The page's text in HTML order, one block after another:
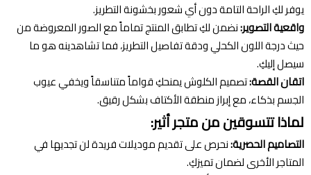
يوفر لكِ الراحة التامة دون أي شعور بخشونة التطريز.
واقعية التصوير:نضمن لكِ تطابق المنتج تماماً مع الصور المعروضة من
حيث درجة اللون الكحلي ودقة تفاصيل التطريز، فما تشاهدينه هو ما
سيصل إليكِ.
اتقان القصة:تصميم الكلوش يمنحكِ قواماً متناسقاً ويخفي عيوب
الجسم بذكاء، مع إبراز منطقة الأكتاف بشكل رقيق.
لماذا تتسوقين من متجر أثير:
التصاميم الحصرية:نحرص على تقديم موديلات فريدة لن تجديها في
المتاجر الأخرى لضمان تميزكِ.